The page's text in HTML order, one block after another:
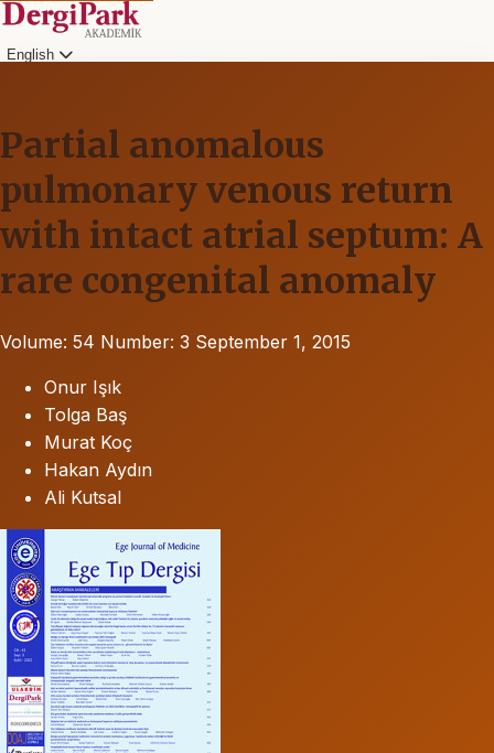
English
Partial anomalous
pulmonary venous return
with intact atrial septum: A
rare congenital anomaly
Volume: 54 Number: 3 September 1, 2015
Onur Işık
Tolga Baş
Murat Koç
Hakan Aydın
Ali Kutsal